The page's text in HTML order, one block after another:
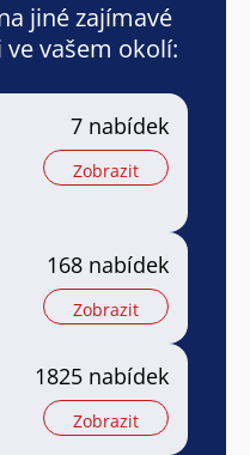
jiné zajímavé
vašem okolí:
7 nabídek
Zobrazit
168 nabídek
Zobrazit
1825 nabídek
Zobrazit